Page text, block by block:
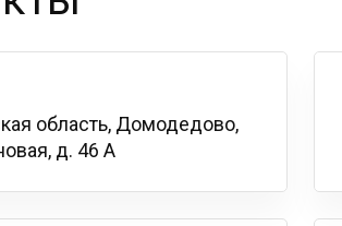
область, Домодедово,
д. 46 А